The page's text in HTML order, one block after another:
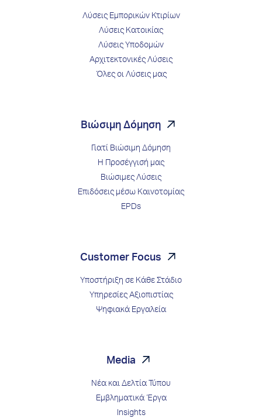
Λύσεις Εμπορικών Κτιρίων
Λύσεις Κατοικίας
Λύσεις Υποδομών
Αρχιτεκτονικές Λύσεις
Όλες οι Λύσεις μας
Βιώσιμη Δόμηση
Γιατί Βιώσιμη Δόμηση
Η Προσέγγισή μας
Βιώσιμες Λύσεις
Επιδόσεις μέσω Kαινοτομίας
EPDs
Customer Focus
Υποστήριξη σε Κάθε Στάδιο
Υπηρεσίες Αξιοπιστίας
Ψηφιακά Εργαλεία
Media
Νέα και Δελτία Τύπου
Εμβληματικά Έργα
Insights